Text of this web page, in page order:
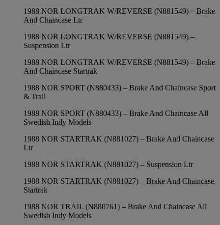
1988 NOR LONGTRAK W/REVERSE (N881549) – Brake
And Chaincase Ltr
1988 NOR LONGTRAK W/REVERSE (N881549) –
Suspension Ltr
1988 NOR LONGTRAK W/REVERSE (N881549) – Brake
And Chaincase Startrak
1988 NOR SPORT (N880433) – Brake And Chaincase Sport
& Trail
1988 NOR SPORT (N880433) – Brake And Chaincase All
Swedish Indy Models
1988 NOR STARTRAK (N881027) – Brake And Chaincase
Ltr
1988 NOR STARTRAK (N881027) – Suspension Ltr
1988 NOR STARTRAK (N881027) – Brake And Chaincase
Startrak
1988 NOR TRAIL (N880761) – Brake And Chaincase All
Swedish Indy Models